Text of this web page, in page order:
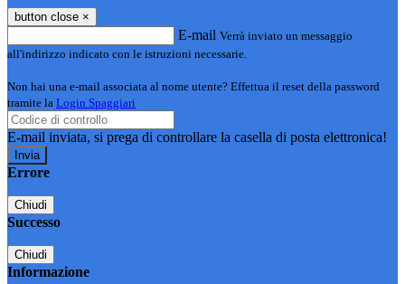
button close ×
E-mail Verrà inviato un messaggio
all'indirizzo indicato con le istruzioni necessarie.
Non hai una e-mail associata al nome utente? Effettua il reset della password
tramite la Login Spaggiari
E-mail inviata, si prega di controllare la casella di posta elettronica!
Errore
Chiudi
Successo
Chiudi
Informazione